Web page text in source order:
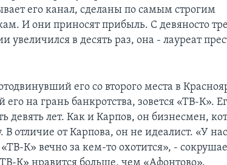
его канал, сделаны по самым строгим
И они приносят прибыль. С девяносто
увеличился в десять раз, она - лауреат
его со второго места в
на грань банкротства, зовется «ТВ-К».
девять лет. Как и Карпов, он бизнесмен,
В отличие от Карпова, он не идеалист. «У
К» вечно за кем-то охотится», -